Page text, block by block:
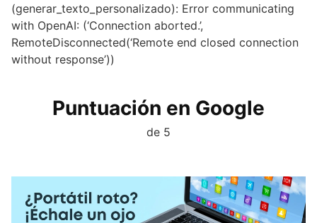
(generar_texto_personalizado): Error communicating
with OpenAI: (‘Connection aborted.’,
RemoteDisconnected(‘Remote end closed connection
without response’))
Puntuación en Google
de 5